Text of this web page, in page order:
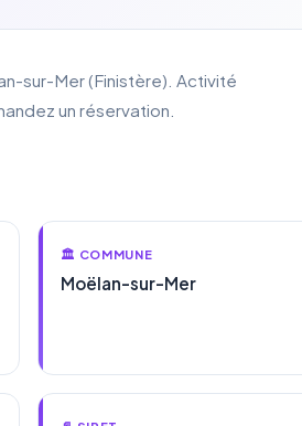
sur-Mer (Finistère). Activité
un réservation.
🏛️ COMMUNE
Moëlan-sur-Mer